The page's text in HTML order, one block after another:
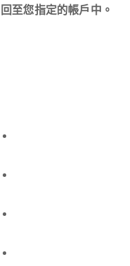
回至您指定的帳戶中。